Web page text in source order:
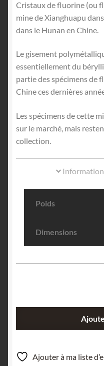
Cristaux de fluorine (ou
mine de Xianghuapu
dans le Hunan en Chine.
Le gisement
essentiellement du
partie des spécimens de
Chine ces dernières
Les spécimens de cette
sur le marché, mais
collection.
Poids
Dimensions
Xianghuapu,
Chenzhou,
Ajouter à ma liste